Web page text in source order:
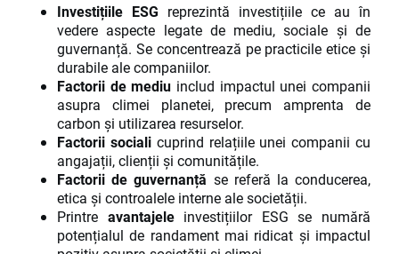
Investițiile ESG reprezintă investițiile ce au în
vedere aspecte legate de mediu, sociale și de
guvernanță. Se concentrează pe practicile etice și
durabile ale companiilor.
Factorii de mediu includ impactul unei companii
asupra climei planetei, precum amprenta de
carbon și utilizarea resurselor.
Factorii sociali cuprind relațiile unei companii cu
angajații, clienții și comunitățile.
Factorii de guvernanță se referă la conducerea,
etica și controalele interne ale societății.
Printre avantajeleinvestițiilor ESG se numără
potențialul de randament mai ridicat și impactul